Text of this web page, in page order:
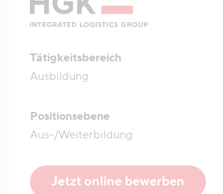
Tätigkeitsbereich
Ausbildung
Positionsebene
Aus-/Weiterbildung
Jetzt online bewerben